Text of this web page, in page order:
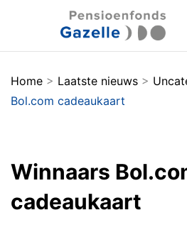
Home > Laatste nieuws >
Bol.com cadeaukaart
Winnaars
cadeaukaart